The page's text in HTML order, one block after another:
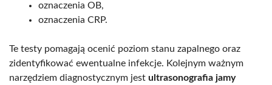
oznaczenia OB,
oznaczenia CRP.
Te testy pomagają ocenić poziom stanu zapalnego oraz
zidentyfikować ewentualne infekcje. Kolejnym ważnym
narzędziem diagnostycznym jest ultrasonografia jamy